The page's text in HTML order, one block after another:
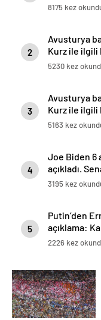
8175 kez
2
Avusturya
Kurz ile
5230 kez
3
Avusturya
Kurz ile
5163 kez
4
Joe Biden 6
açıkladı.
3195 kez
5
Putin’den
açıklama:
2226 kez